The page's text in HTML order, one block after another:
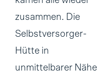
zusammen. Die
Selbstversorger-
Hütte in
unmittelbarer Nähe